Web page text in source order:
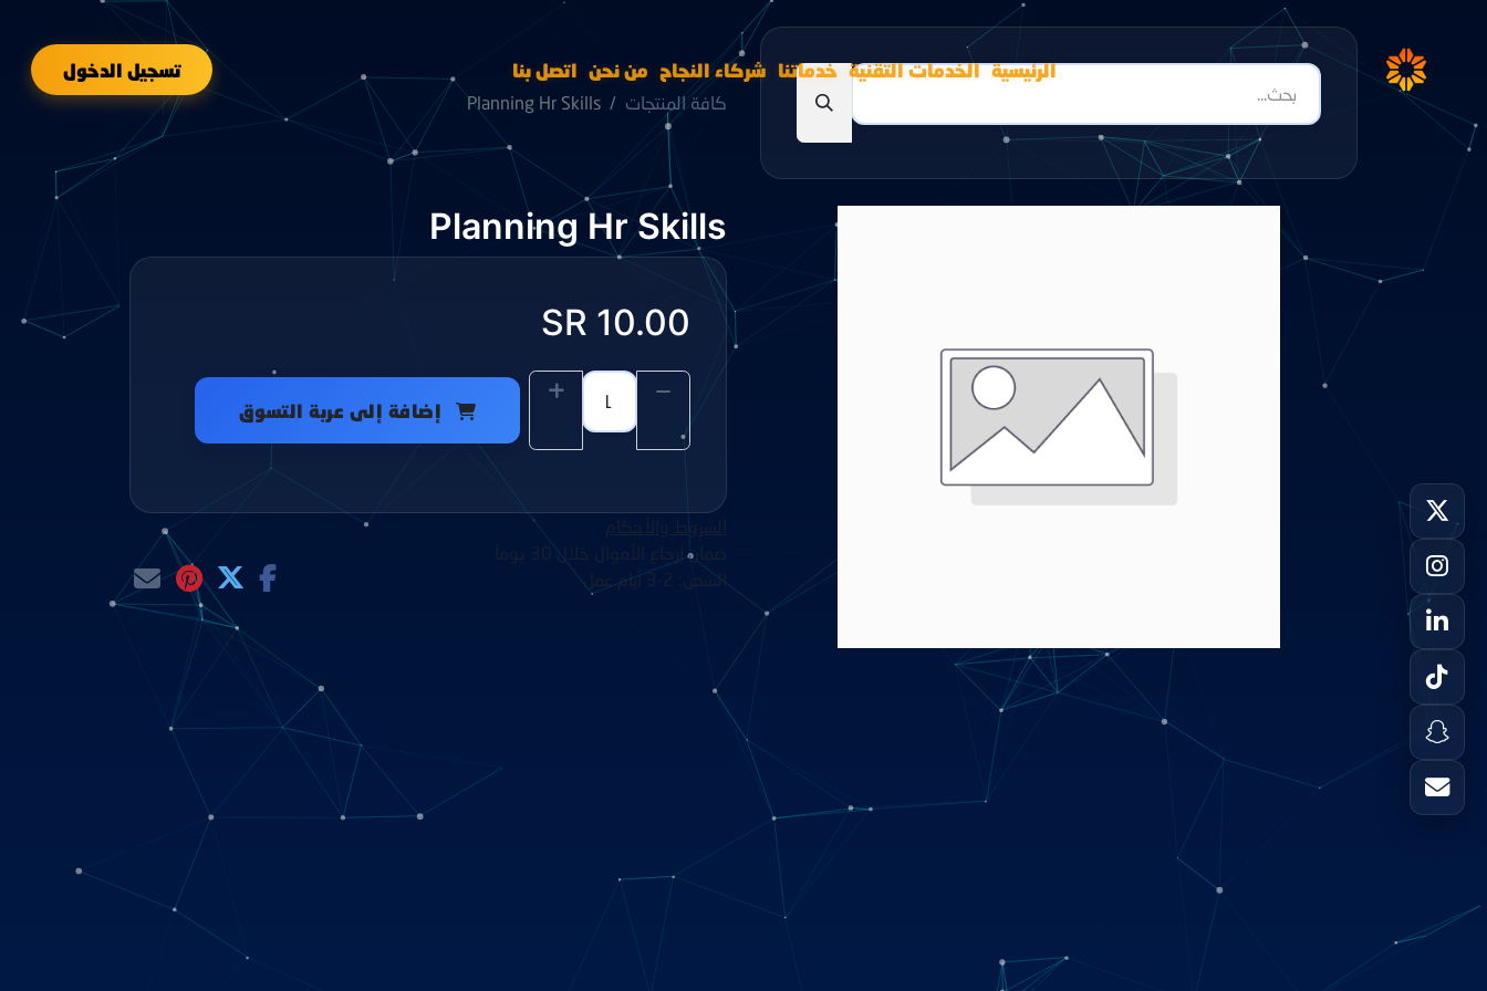
الرئيسية الخدمات التقنية خدماتنا شركاء النجاح من نحن اتصل بنا تسجيل الدخول
كافة المنتجات Planning Hr Skills
Planning Hr Skills
10.00
إضافة إلى عربة التسوق
ضمان إرجاع الأموال خلال 30 يوماً
الشحن: 2-3 أيام عمل